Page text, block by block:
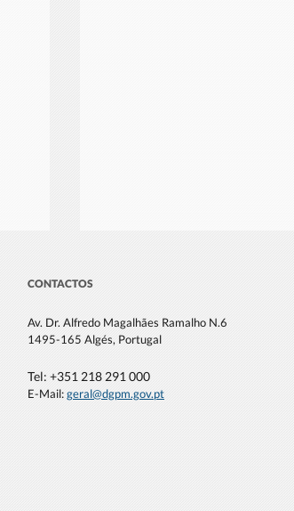
DGPM participa em estudo
CONTACTOS
Av. Dr. Alfredo Magalhães Ramalho N.6
1495-165 Algés, Portugal
Tel: +351 218 291 000
E-Mail:geral@dgpm.gov.pt